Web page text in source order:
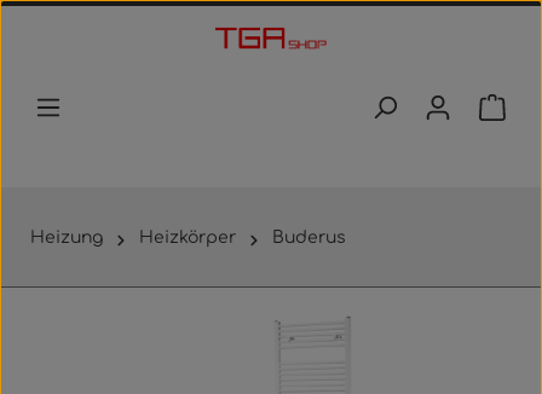
Zum Hauptinhalt springen
Heizung Heizkörper Buderus